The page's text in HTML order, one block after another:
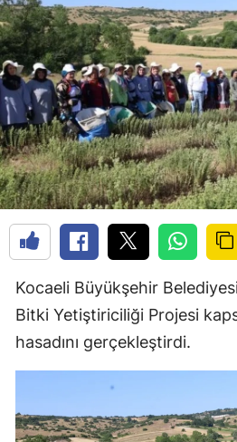
Kocaeli Büyükşehir
Bitki Yetiştiriciliği Projesi
hasadını gerçekleştirdi.